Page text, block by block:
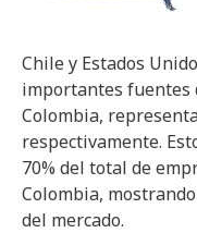
Chile y Estados
importantes fuentes
Colombia,
respectivamente.
70% del total de
Colombia,
del mercado.